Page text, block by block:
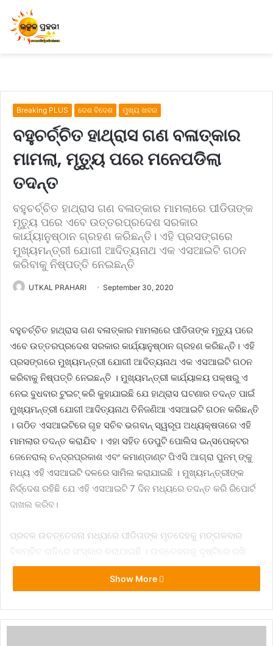
Breaking PLUS ଦେଶ ବିଦେଶ ମୁଖ୍ୟ ଖବର
ବହୁଚର୍ଚ୍ଚିତ ହାଥ୍ରାସ ଗଣ ବଳାତ୍କାର
ମାମଲା, ମୃତ୍ୟୁ ପରେ ମନେପଡିଲା
ତଦନ୍ତ
ବହୁଚର୍ଚ୍ଚିତ ହାଥ୍ରାସ ଗଣ ବଳାତ୍କାର ମାମଲାରେ ପୀଡିତାଙ୍କ
ମୃତ୍ୟୁ ପରେ ଏବେ ଉତ୍ତରପ୍ରଦେଶ ସରକାର
କାର୍ଯ୍ୟାନୁଷ୍ଠାନ ଗ୍ରହଣ କରିଛନ୍ତି। ଏହି ପ୍ରସଙ୍ଗରେ
ମୁଖ୍ୟମନ୍ତ୍ରୀ ଯୋଗୀ ଆଦିତ୍ୟନାଥ ଏକ ଏସଆଇଟି ଗଠନ
କରିବାକୁ ନିଷ୍ପତ୍ତି ନେଇଛନ୍ତି
UTKAL PRAHARI September 30, 2020
ବହୁଚର୍ଚ୍ଚିତ ହାଥ୍ରାସ ଗଣ ବଳାତ୍କାର ମାମଲାରେ ପୀଡିତାଙ୍କ ମୃତ୍ୟୁ ପରେ
ଏବେ ଉତ୍ତରପ୍ରଦେଶ ସରକାର କାର୍ଯ୍ୟାନୁଷ୍ଠାନ ଗ୍ରହଣ କରିଛନ୍ତି। ଏହି
ପ୍ରସଙ୍ଗରେ ମୁଖ୍ୟମନ୍ତ୍ରୀ ଯୋଗୀ ଆଦିତ୍ୟନାଥ ଏକ ଏସଆଇଟି ଗଠନ
କରିବାକୁ ନିଷ୍ପତ୍ତି ନେଇଛନ୍ତି । ମୁଖ୍ୟମନ୍ତ୍ରୀ କାର୍ଯ୍ୟାଳୟ ପକ୍ଷରୁ ଏ
ନେଇ ବୁଧବାର ଟୁଇଟ୍ କରି କୁହାଯାଇଛି ଯେ ହାଥ୍ରାସ ଘଟଣାର ତଦନ୍ତ ପାଇଁ
ମୁଖ୍ୟମନ୍ତ୍ରୀ ଯୋଗୀ ଆଦିତ୍ୟନାଥ ତିନିଜଣିଆ ଏସଆଇଟି ଗଠନ କରିଛନ୍ତି
। ଗଠିତ ଏସଆଇଟିରେ ଗୃହ ସଚିବ ଭଗବାନ୍ ସ୍ୱରୂପ ଅଧ୍ୟକ୍ଷତାରେ ଏହି
ମାମଲାର ତଦନ୍ତ କରାଯିବ । ଏହା ସହିତ ଡେପୁଟି ପୋଲିସ ଇନ୍ସପେକ୍ଟର
ଜେନେରାଲ୍ ଚନ୍ଦ୍ରପ୍ରକାଶ ଏବଂ କମାଣ୍ଡାଣ୍ଟ ପିଏସି ଆଗ୍ରା ପୁନମ୍ ଙ୍କୁ
ମଧ୍ୟ ଏହି ଏସଆଇଟି ଦଳରେ ସାମିଲ କରାଯାଇଛି । ମୁଖ୍ୟମନ୍ତ୍ରୀଙ୍କ
ନିର୍ଦ୍ଦେଶ ରହିଛି ଯେ ଏହି ଏସଆଇଟି 7 ଦିନ ମଧ୍ୟରେ ତଦନ୍ତ କରି ରିପୋର୍ଟ
ଦାଖଲ କରିବ।
ପ୍ରବଳ ଉଚତ୍ତେଜନା ମଧ୍ୟରେ ପୀଡିତାଙ୍କ ମୃତଦେହକୁ ମଙ୍ଗଳବାର
ବିଳମ୍ବିତ ରାତିରେ ସଂସ୍କାର କରାଯାଇଛି । ଉତ୍ତେଜନାକୁ ଦୃଷ୍ଟିରେ ରଖି
ପୀଡିତାଙ୍କ ପରିବାର ସଦସ୍ୟଙ୍କ ବିନା ବିଳମ୍ୱିତ ରାତି ପ୍ରାୟ 2.45 ରେ
ସୂଚନାଯୋଗ୍ୟ ଯେ ପ୍ରାୟ 15 ଦିନ ଧରି ଗୁରୁତର ଅବସ୍ଥାରେ ଜୀବନ ଏବଂ
ମୃତ୍ୟୁ ସହିତ ସଂଘର୍ଷ କରିବା ପରେ ଗତକାଲି ଅର୍ଥାତ ମଙ୍ଗଳବାର ଦିନ
Show More